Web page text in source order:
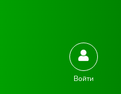
Войти